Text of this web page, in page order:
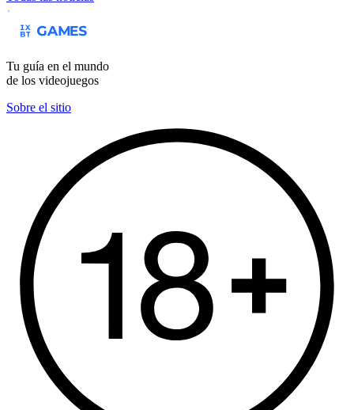
Tu guía en el mundo
de los videojuegos
Sobre el sitio